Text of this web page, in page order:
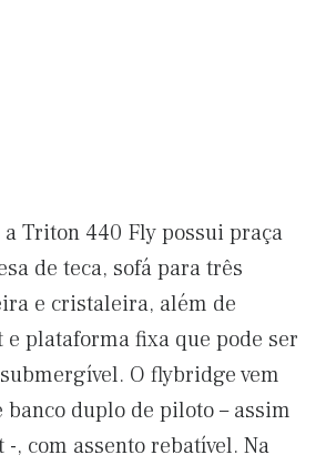
Triton 440 Fly possui praça
de teca, sofá para três
e cristaleira, além de
e plataforma fixa que pode ser
O flybridge vem
banco duplo de piloto – assim
-, com assento rebatível. Na